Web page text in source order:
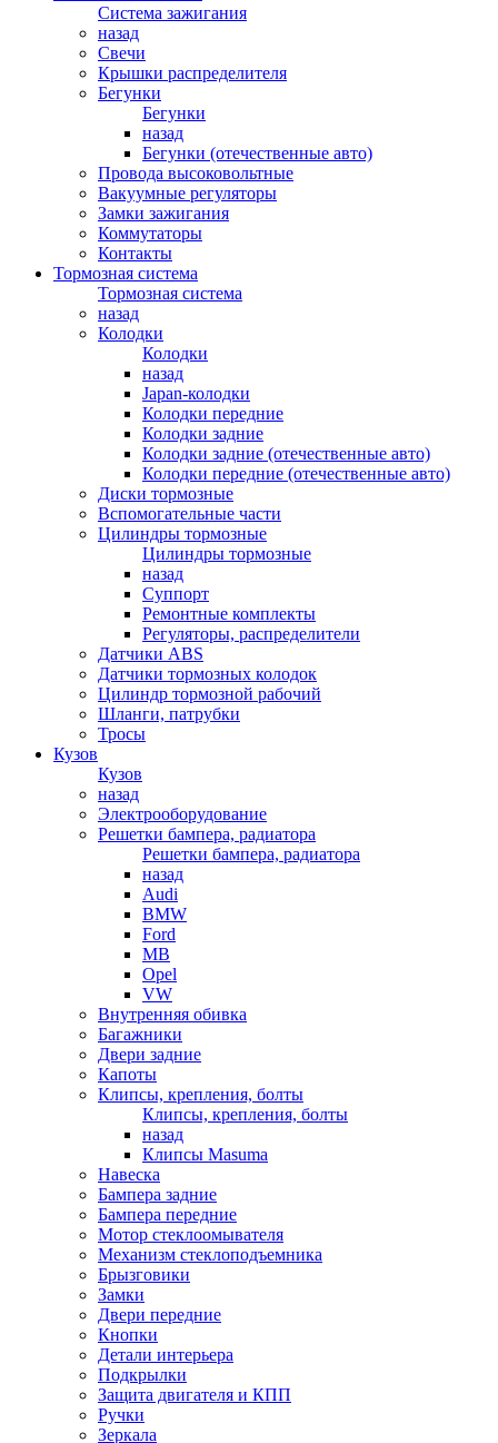
Система зажигания
назад
Свечи
Крышки распределителя
Бегунки
Бегунки
назад
Бегунки (отечественные авто)
Провода высоковольтные
Вакуумные регуляторы
Замки зажигания
Коммутаторы
Контакты
Тормозная система
Тормозная система
назад
Колодки
Колодки
назад
Japan-колодки
Колодки передние
Колодки задние
Колодки задние (отечественные авто)
Колодки передние (отечественные авто)
Диски тормозные
Вспомогательные части
Цилиндры тормозные
Цилиндры тормозные
назад
Суппорт
Ремонтные комплекты
Регуляторы, распределители
Датчики ABS
Датчики тормозных колодок
Цилиндр тормозной рабочий
Шланги, патрубки
Тросы
Кузов
Кузов
назад
Электрооборудование
Решетки бампера, радиатора
Решетки бампера, радиатора
назад
Audi
BMW
Ford
MB
Opel
VW
Внутренняя обивка
Багажники
Двери задние
Капоты
Клипсы, крепления, болты
Клипсы, крепления, болты
назад
Клипсы Masuma
Навеска
Бампера задние
Бампера передние
Мотор стеклоомывателя
Механизм стеклоподъемника
Брызговики
Замки
Двери передние
Кнопки
Детали интерьера
Подкрылки
Защита двигателя и КПП
Ручки
Зеркала